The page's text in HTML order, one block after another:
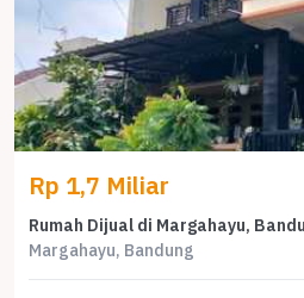
Rp 1,7 Miliar
Margahayu, Bandung